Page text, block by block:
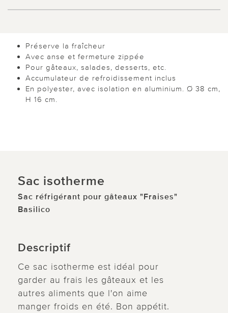
Préserve la fraîcheur
Avec anse et fermeture zippée
Pour gâteaux, salades, desserts, etc.
Accumulateur de refroidissement inclus
En polyester, avec isolation en aluminium. Ø 38 cm,
H 16 cm.
Sac isotherme
Sac réfrigérant pour gâteaux "Fraises"
Basilico
Descriptif
Ce sac isotherme est idéal pour
garder au frais les gâteaux et les
autres aliments que l'on aime
manger froids en été. Bon appétit.